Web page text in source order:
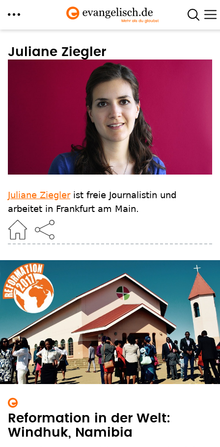
zum
Juliane Ziegler
Juliane Zieglerist freie Journalistin und
arbeitet in Frankfurt am Main.
Reformation in der Welt:
Windhuk, Namibia